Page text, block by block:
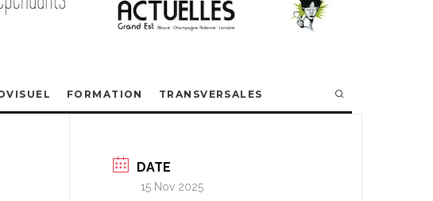
FORMATION TRANSVERSALES
DATE
15 Nov 2025